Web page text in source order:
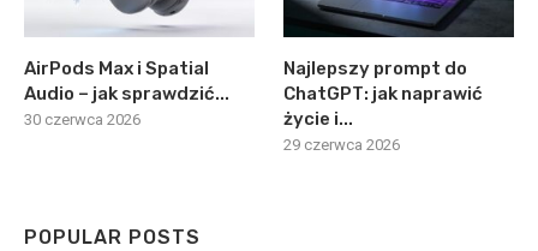
AirPods Max i Spatial
Audio – jak sprawdzić...
30 czerwca 2026
Najlepszy prompt do
ChatGPT: jak naprawić
życie i...
29 czerwca 2026
POPULAR POSTS